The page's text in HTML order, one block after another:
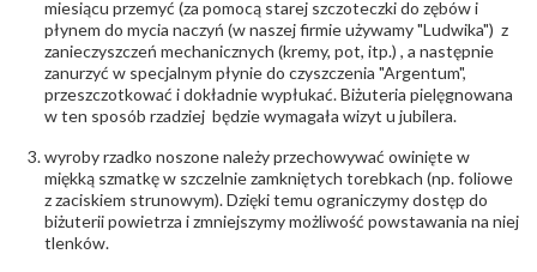
679-25-92-107; sklep@wec.com.pl
Bezpieczeństwo
- rodzaj
ostrzeżenia:
Nie nadaje się dla dzieci w wieku poniżej 3 lat
,Elementy w wyrobie wykonane z białego złota
zawierają nikiel
miesiącu przemyć (za pomocą starej szczoteczki do zębów i
płynem do mycia naczyń (w naszej firmie używamy "Ludwika") z
zanieczyszczeń mechanicznych (kremy, pot, itp.) , a następnie
zanurzyć w specjalnym płynie do czyszczenia "Argentum",
przeszczotkować i dokładnie wypłukać. Biżuteria pielęgnowana
w ten sposób rzadziej będzie wymagała wizyt u jubilera.
wyroby rzadko noszone należy przechowywać owinięte w
miękką szmatkę w szczelnie zamkniętych torebkach (np. foliowe
z zaciskiem strunowym). Dzięki temu ograniczymy dostęp do
biżuterii powietrza i zmniejszymy możliwość powstawania na niej
tlenków.